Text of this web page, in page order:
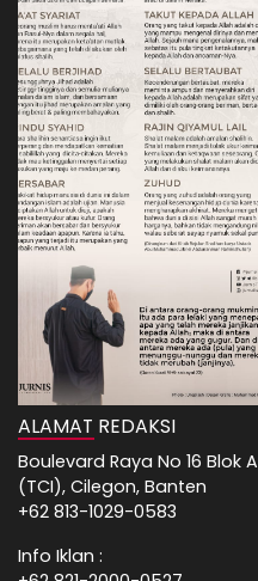
ALAMAT REDAKSI
Boulevard Raya No 16 Blok
(TCI), Cilegon, Banten
+62 813-1029-0583
Info Iklan :